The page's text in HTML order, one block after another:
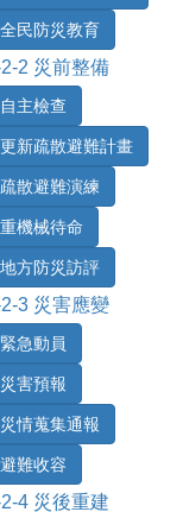
全民防災教育
2 災前整備
自主檢查
更新疏散避難計畫
疏散避難演練
重機械待命
地方防災訪評
3 災害應變
緊急動員
災害預報
災情蒐集通報
避難收容
4 災後重建